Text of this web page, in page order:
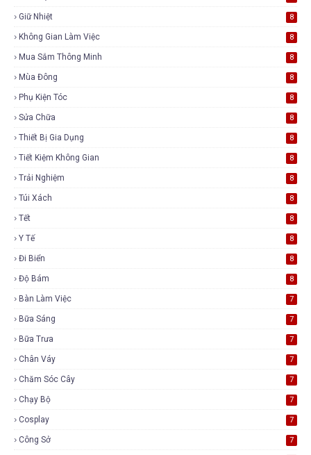
Giữ Nhiệt 8
Không Gian Làm Việc 8
Mua Sắm Thông Minh 8
Mùa Đông 8
Phụ Kiện Tóc 8
Sửa Chữa 8
Thiết Bị Gia Dụng 8
Tiết Kiệm Không Gian 8
Trải Nghiệm 8
Túi Xách 8
Tết 8
Y Tế 8
Đi Biển 8
Độ Bám 8
Bàn Làm Việc 7
Bữa Sáng 7
Bữa Trưa 7
Chân Váy 7
Chăm Sóc Cây 7
Chạy Bộ 7
Cosplay 7
Công Sở 7